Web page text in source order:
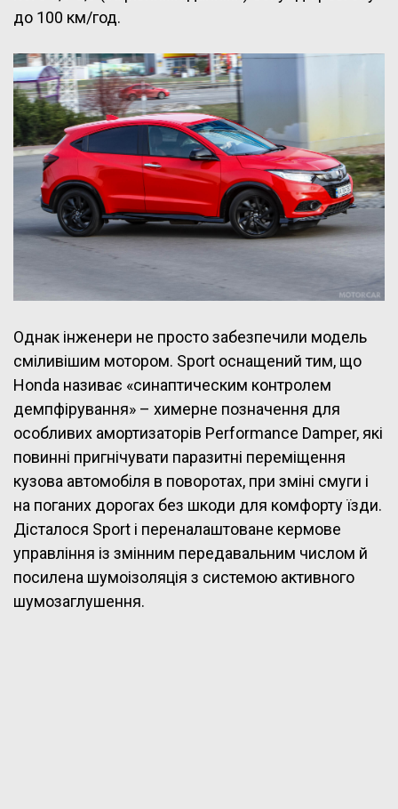
до 100 км/год.
Однак інженери не просто забезпечили модель
сміливішим мотором. Sport оснащений тим, що
Honda називає «синаптическим контролем
демпфірування» – химерне позначення для
особливих амортизаторів Performance Damper, які
повинні пригнічувати паразитні переміщення
кузова автомобіля в поворотах, при зміні смуги і
на поганих дорогах без шкоди для комфорту їзди.
Дісталося Sport і переналаштоване кермове
управління із змінним передавальним числом й
посилена шумоізоляція з системою активного
шумозаглушення.